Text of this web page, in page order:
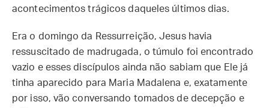
acontecimentos trágicos daqueles últimos dias.
Era o domingo da Ressurreição, Jesus havia
ressuscitado de madrugada, o túmulo foi encontrado
vazio e esses discípulos ainda não sabiam que Ele já
tinha aparecido para Maria Madalena e, exatamente
por isso, vão conversando tomados de decepção e